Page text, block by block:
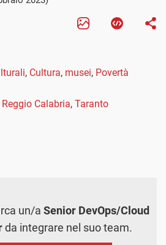
, Cultura, musei, Povertà
Reggio Calabria, Taranto
un/a Senior DevOps/Cloud
da integrare nel suo team.